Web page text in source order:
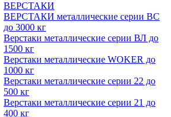
ВЕРСТАКИ
ВЕРСТАКИ металлические серии ВС
до 3000 кг
Верстаки металлические серии ВЛ до
1500 кг
Верстаки металлические WOKER до
1000 кг
Верстаки металлические серии 22 до
500 кг
Верстаки металлические серии 21 до
400 кг